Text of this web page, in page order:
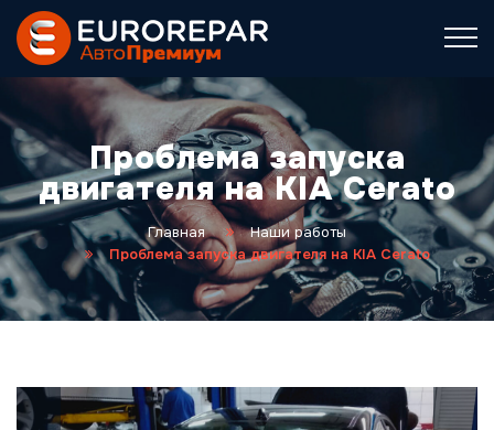
Проблема запуска
двигателя на KIA Cerato
Главная
Наши работы
Проблема запуска двигателя на KIA Cerato